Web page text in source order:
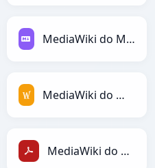
MediaWiki do Markdown
MediaWiki do MediaWiki
MediaWiki do PDF